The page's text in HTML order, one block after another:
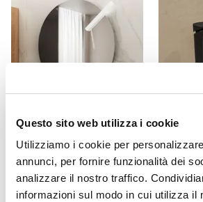
Questo sito web utilizza i cookie
Utilizziamo i cookie per
annunci, per fornire funzionalità dei
analizzare il nostro traffico.
informazioni sul modo in cui utilizza il
Nero
Materiale Maniglie E Pomelli
Metallo
Assemblato
Incluso
Colore
Rovere acero
Caratteristiche
Struttura posteriore aperta|
Specchio Ø80 cm con luce
led da 30 cm inclusa -
Raoled
nero